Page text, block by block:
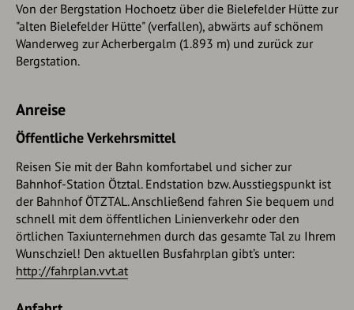
Von der Bergstation Hochoetz über die Bielefelder Hütte zur
"alten Bielefelder Hütte" (verfallen), abwärts auf schönem
Wanderweg zur Acherbergalm (1.893 m) und zurück zur
Bergstation.
Anreise
Öffentliche Verkehrsmittel
Reisen Sie mit der Bahn komfortabel und sicher zur
Bahnhof-Station Ötztal. Endstation bzw. Ausstiegspunkt ist
der Bahnhof ÖTZTAL. Anschließend fahren Sie bequem und
schnell mit dem öffentlichen Linienverkehr oder den
örtlichen Taxiunternehmen durch das gesamte Tal zu Ihrem
Wunschziel! Den aktuellen Busfahrplan gibt’s unter:
http://fahrplan.vvt.at